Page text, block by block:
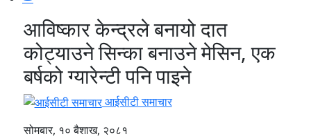
आविष्कार केन्द्रले बनायो दात
कोट्याउने सिन्का बनाउने मेसिन, एक
बर्षको ग्यारेन्टी पनि पाइने
आईसीटी समाचार
सोमबार, १० बैशाख, २०८१